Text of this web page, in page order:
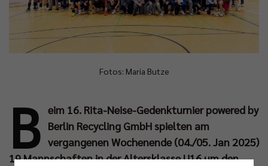
Fotos: Maria Butze
B eim 16. Rita-Neise-Gedenkturnier powered by
Berlin Recycling GmbH spielten am
vergangenen Wochenende (04./05. Jan 2025)
19 Mannschaften in der Altersklasse U16 um den